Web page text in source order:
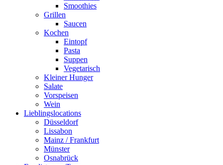
Smoothies
Grillen
Saucen
Kochen
Eintopf
Pasta
Suppen
Vegetarisch
Kleiner Hunger
Salate
Vorspeisen
Wein
Lieblingslocations
Düsseldorf
Lissabon
Mainz / Frankfurt
Münster
Osnabrück